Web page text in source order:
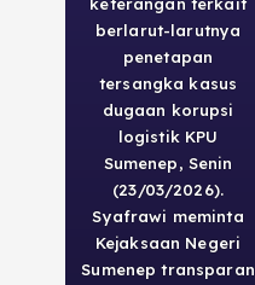
keterangan terkait
berlarut-larutnya
penetapan
tersangka kasus
dugaan korupsi
logistik KPU
Sumenep, Senin
(23/03/2026).
Syafrawi meminta
Kejaksaan Negeri
Sumenep transparan